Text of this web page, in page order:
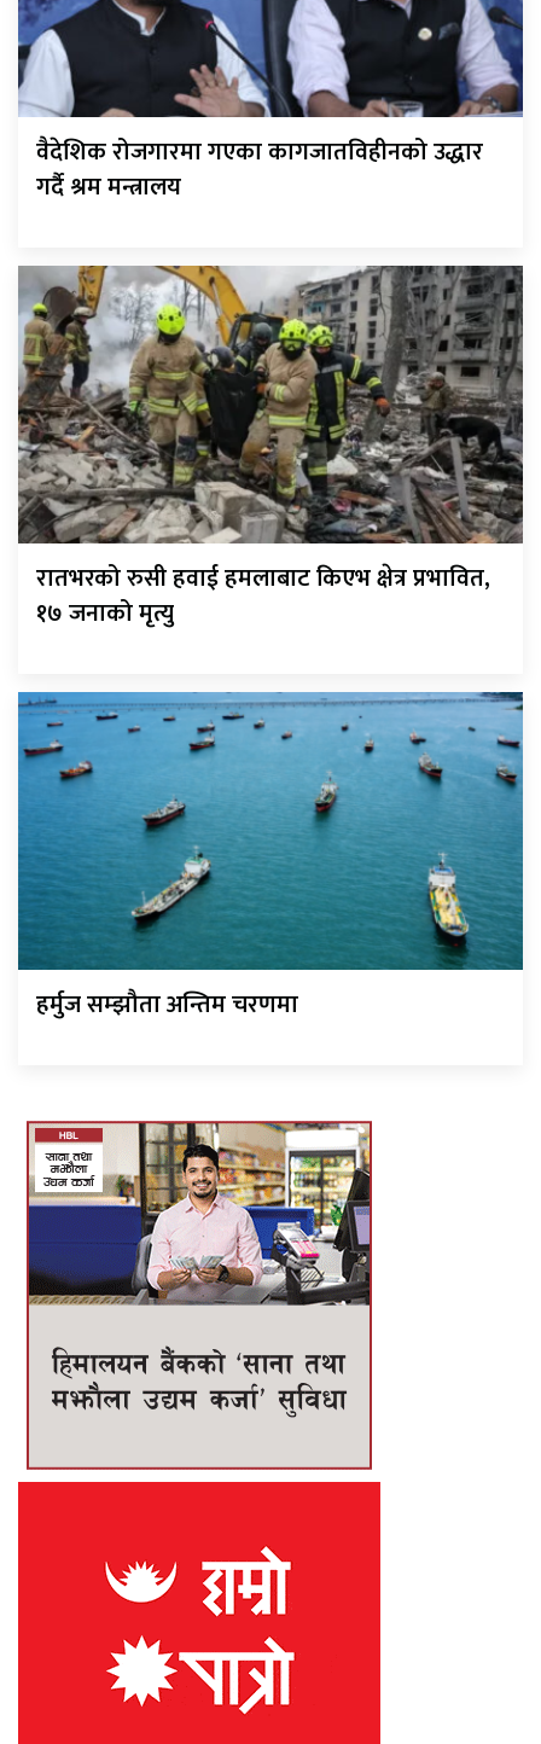
वैदेशिक रोजगारमा गएका कागजातविहीनको उद्धार
गर्दै श्रम मन्त्रालय
रातभरको रुसी हवाई हमलाबाट किएभ क्षेत्र प्रभावित,
१७ जनाको मृत्यु
हर्मुज सम्झौता अन्तिम चरणमा